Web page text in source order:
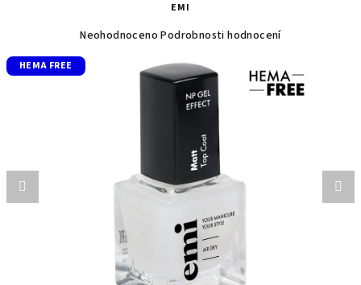
EMI
Průměrné
produktu
Neohodnoceno Podrobnosti hodnocení
HEMA FREE